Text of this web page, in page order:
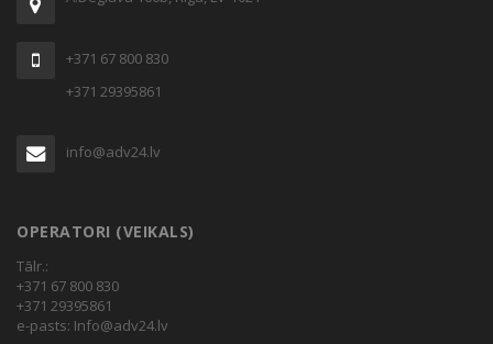
+371 67 800 830
+371 29395861
info@adv24.lv
OPERATORI (VEIKALS)
Tālr.:
+371 67 800 830
+371 29395861
e-pasts: Info@adv24.lv